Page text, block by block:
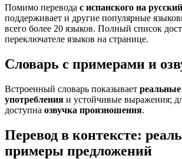
Помимо перевода с испанского на русский
поддерживает и другие популярные
всего более 20 языков. Полный список
переключателе языков на странице.
Словарь с примерами и
Встроенный словарь показывает
употребления и устойчивые выражения;
доступна озвучка произношения.
Перевод в контексте:
примеры предложений